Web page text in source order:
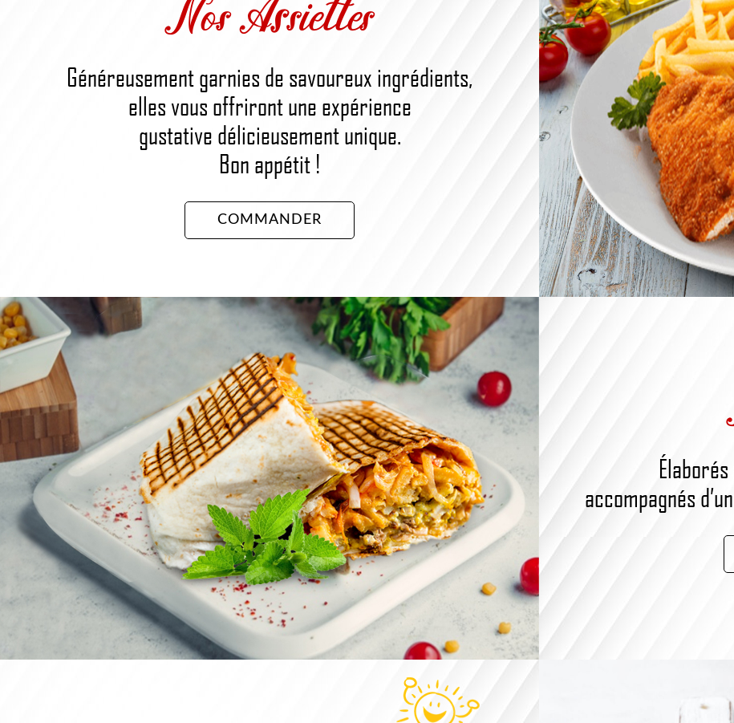
Nos Assiettes
Généreusement garnies de savoureux ingrédients,
elles vous offriront une expérience
gustative délicieusement unique.
Bon appétit !
COMMANDER
accompagnés